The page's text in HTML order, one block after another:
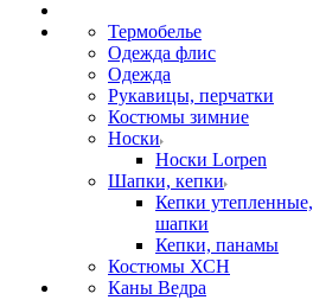
Термобелье
Одежда флис
Одежда
Рукавицы, перчатки
Костюмы зимние
Носки
Носки Lorpen
Шапки, кепки
Кепки утепленные,
шапки
Кепки, панамы
Костюмы ХСН
Каны Ведра